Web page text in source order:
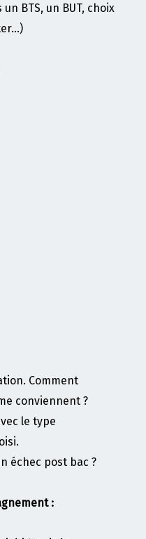
BTS, un BUT, choix
Comment
conviennent ?
le type
échec post bac ?
: